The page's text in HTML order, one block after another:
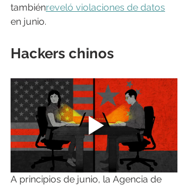
tambiénreveló violaciones de datos
en junio.
Hackers chinos
A principios de junio, la Agencia de